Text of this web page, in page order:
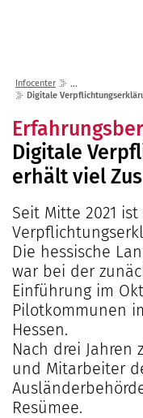
Infocenter
Digitale
Digitale
erhält viel
Seit Mitte 2021
Die hessische
war bei der
Einführung im
Pilotkommunen
Hessen.
Nach drei
und Mitarbeiter
Resümee.